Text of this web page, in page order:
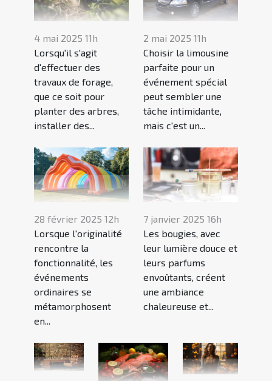
4 mai 2025 11h
Lorsqu'il s'agit
d'effectuer des
travaux de forage,
que ce soit pour
planter des arbres,
installer des...
2 mai 2025 11h
Choisir la limousine
parfaite pour un
événement spécial
peut sembler une
tâche intimidante,
mais c'est un...
28 février 2025 12h
Lorsque l'originalité
rencontre la
fonctionnalité, les
événements
ordinaires se
métamorphosent
en...
7 janvier 2025 16h
Les bougies, avec
leur lumière douce et
leurs parfums
envoûtants, créent
une ambiance
chaleureuse et...